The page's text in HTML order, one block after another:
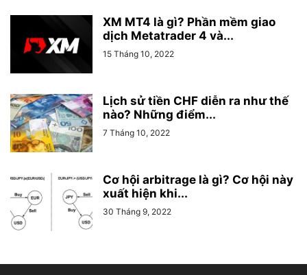
XM MT4 là gì? Phần mềm giao
dịch Metatrader 4 và...
15 Tháng 10, 2022
Lịch sử tiền CHF diễn ra như thế
nào? Những điểm...
7 Tháng 10, 2022
Cơ hội arbitrage là gì? Cơ hội này
xuất hiện khi...
30 Tháng 9, 2022